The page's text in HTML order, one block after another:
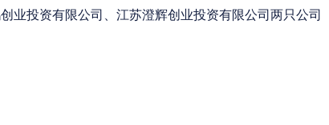
投资有限公司、江苏澄辉创业投资有限公司两只公司